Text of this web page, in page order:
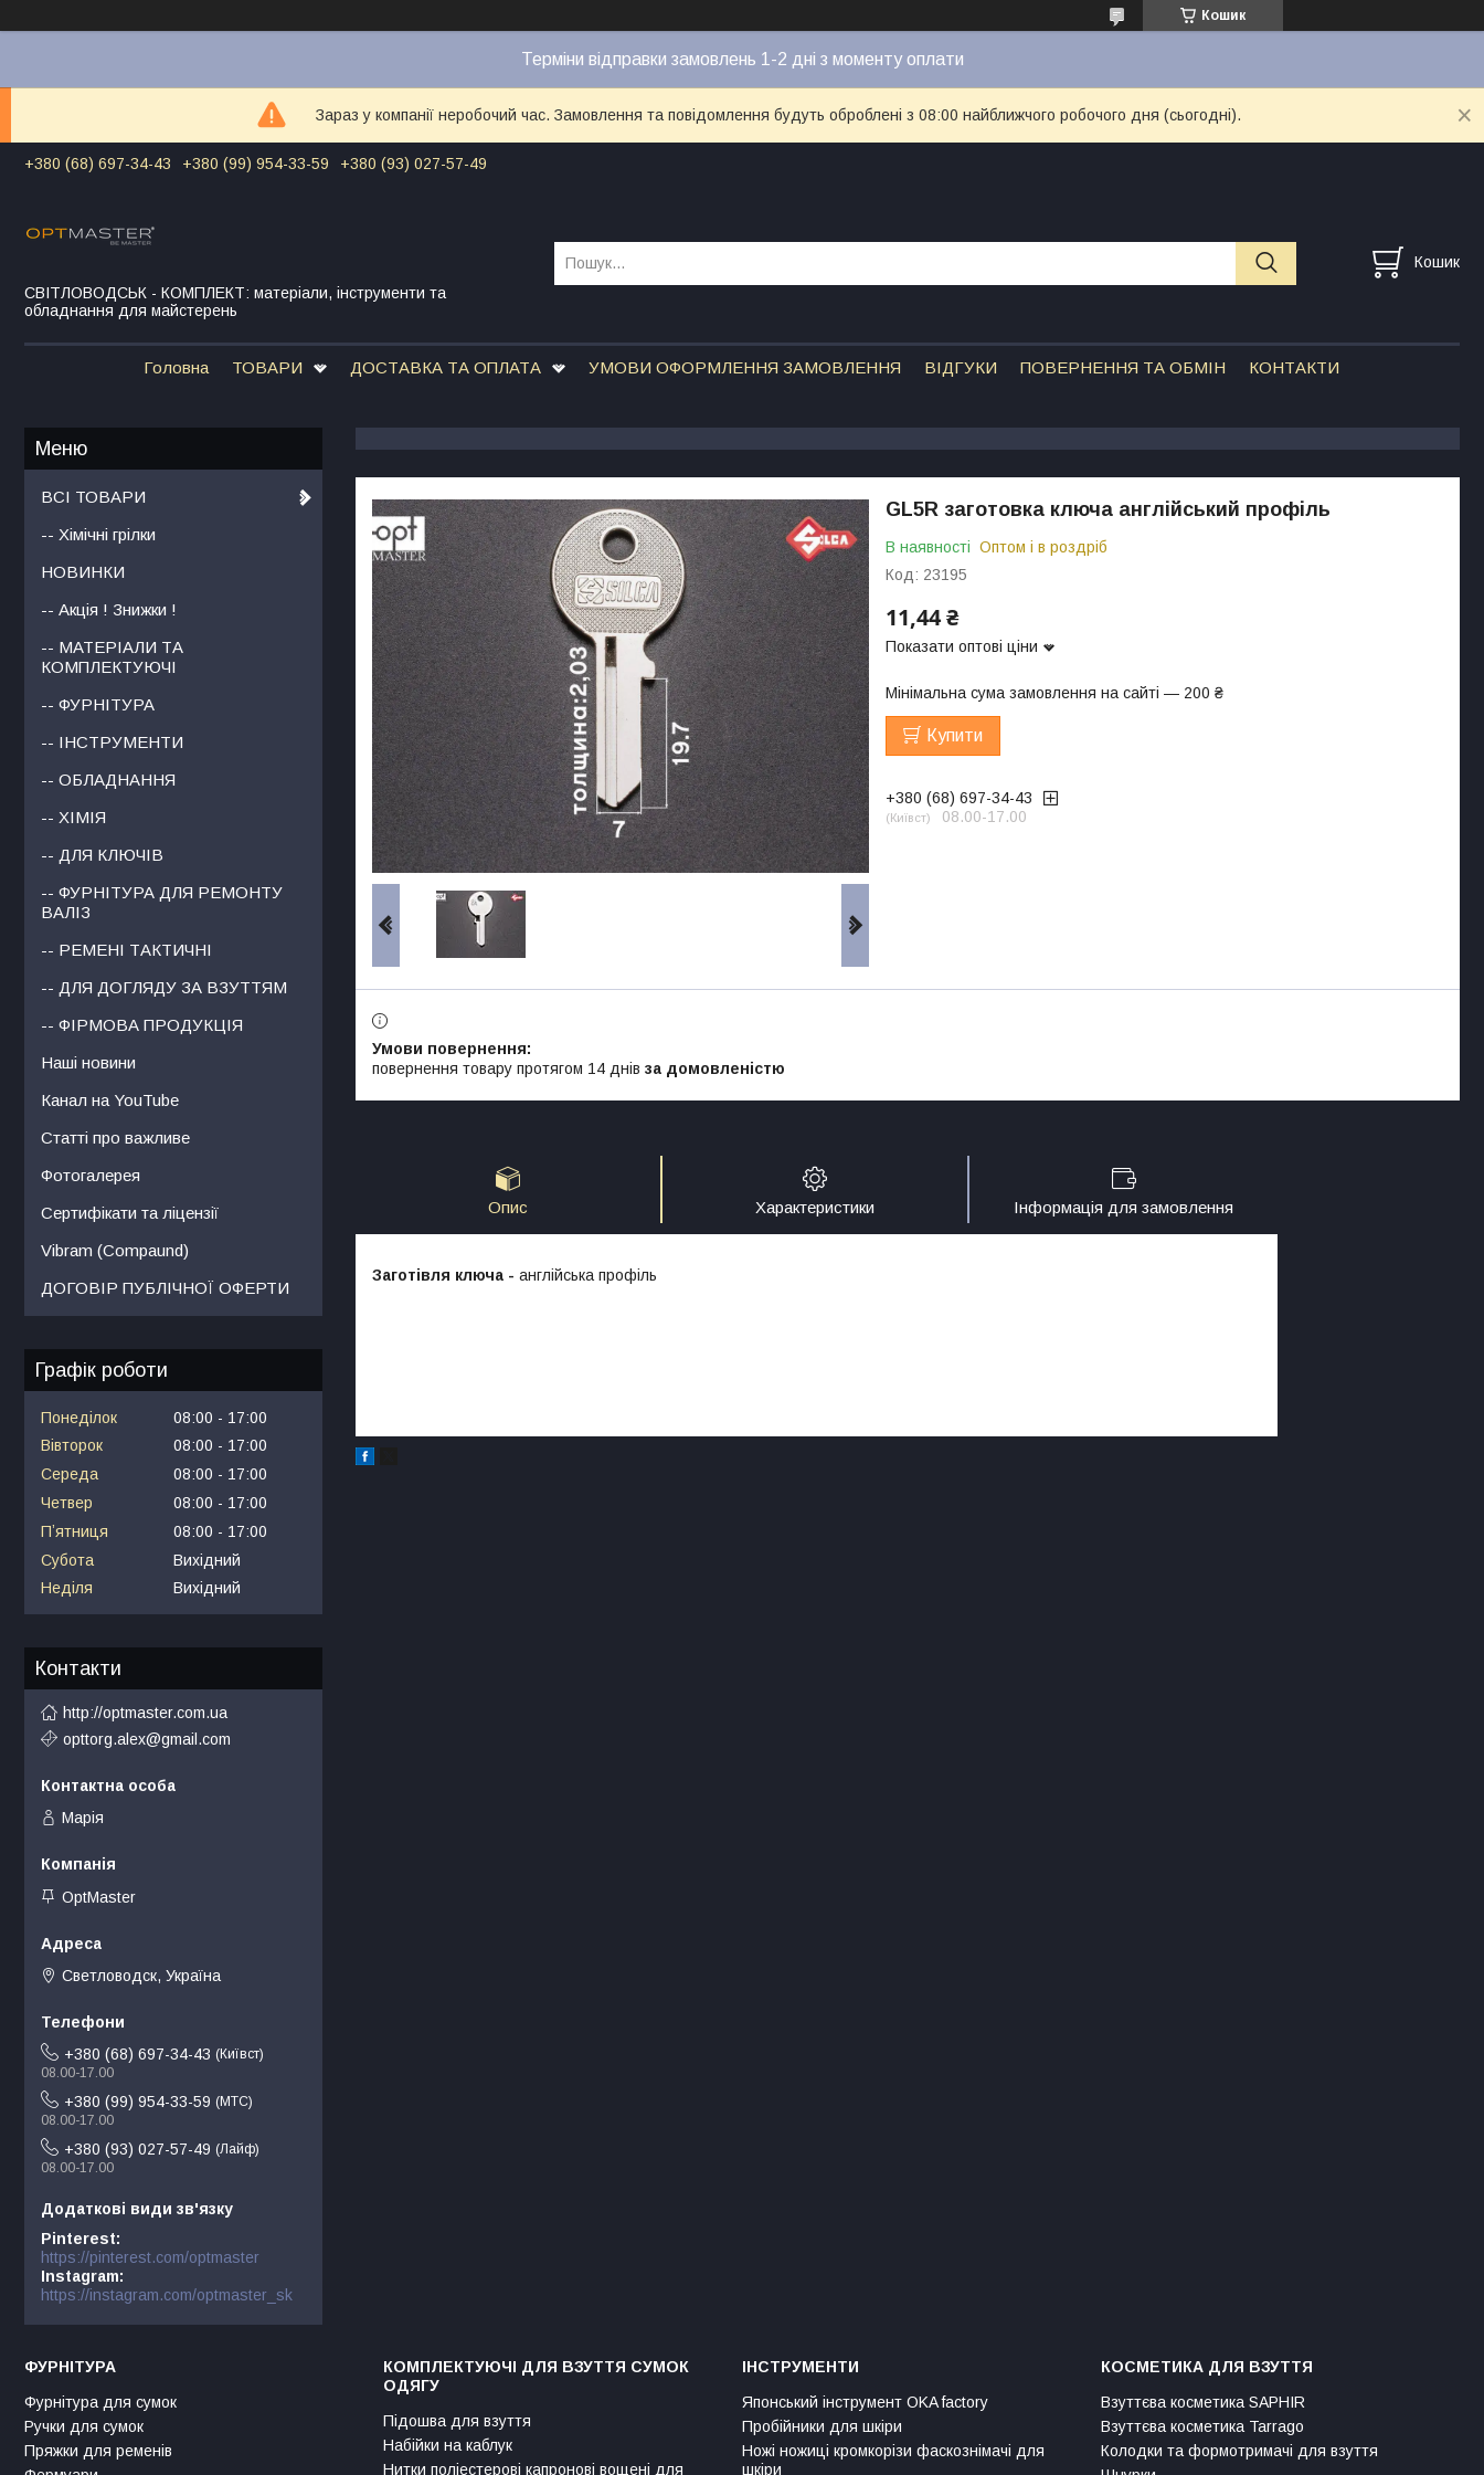
Кошик
Терміни відправки замовлень 1-2 дні з моменту оплати
Зараз у компанії неробочий час. Замовлення та повідомлення будуть оброблені з 08:00 найближчого робочого дня (сьогодні).
+380 (68) 697-34-43 +380 (99) 954-33-59 +380 (93) 027-57-49
СВІТЛОВОДСЬК - КОМПЛЕКТ: матеріали, інструменти та
обладнання для майстерень
Кошик
Головна ТОВАРИ ДОСТАВКА ТА ОПЛАТА УМОВИ ОФОРМЛЕННЯ ЗАМОВЛЕННЯ ВІДГУКИ ПОВЕРНЕННЯ ТА ОБМІН КОНТАКТИ
GL5R заготовка ключа англійський профіль
В наявності Оптом і в роздріб
Код: 23195
11,44 ₴
Показати оптові ціни
Мінімальна сума замовлення на сайті — 200 ₴
Купити
+380 (68) 697-34-43
Київст 08.00-17.00
повернення товару протягом 14 днів за домовленістю
Опис Характеристики Інформація для замовлення
Заготівля ключа - англійська профіль
ВСІ ТОВАРИ
-- Хімічні грілки
НОВИНКИ
-- Акція ! Знижки !
-- МАТЕРІАЛИ ТА
КОМПЛЕКТУЮЧІ
-- ФУРНІТУРА
-- ІНСТРУМЕНТИ
-- ОБЛАДНАННЯ
-- ХІМІЯ
-- ДЛЯ КЛЮЧІВ
-- ФУРНІТУРА ДЛЯ РЕМОНТУ
ВАЛІЗ
-- РЕМЕНІ ТАКТИЧНІ
-- ДЛЯ ДОГЛЯДУ ЗА ВЗУТТЯМ
-- ФІРМОВА ПРОДУКЦІЯ
Наші новини
Канал на YouTube
Статті про важливе
Фотогалерея
Сертифікати та ліцензії
Vibram (Compaund)
ДОГОВІР ПУБЛІЧНОЇ ОФЕРТИ
Графік роботи
Понеділок 08:00
17:00
Вівторок
08:00
17:00
Середа
08:00
17:00
Четвер
08:00
17:00
Пʼятниця
08:00
17:00
Субота
Вихідний
Неділя
Вихідний
Контакти
http://optmaster.com.ua
opttorg.alex@gmail.com
Марія
OptMaster
Светловодск, Україна
+380 (68) 697-34-43
Київст
08.00-17.00
+380 (99) 954-33-59
МТС
08.00-17.00
+380 (93) 027-57-49
Лайф
08.00-17.00
Pinterest
https://pinterest.com/optmaster
Instagram
https://instagram.com/optmaster_sk
ФУРНІТУРА
Фурнітура для сумок
Ручки для сумок
Пряжки для ременів
КОМПЛЕКТУЮЧІ ДЛЯ ВЗУТТЯ СУМОК
ОДЯГУ
Підошва для взуття
Набійки на каблук
Нитки поліестерові капронові вощені для
ІНСТРУМЕНТИ
Японський інструмент OKA factory
Пробійники для шкіри
Ножі ножиці кромкорізи фаскознімачі для
шкіри
КОСМЕТИКА ДЛЯ ВЗУТТЯ
Взуттєва косметика SAPHIR
Взуттєва косметика Tarrago
Колодки та формотримачі для взуття